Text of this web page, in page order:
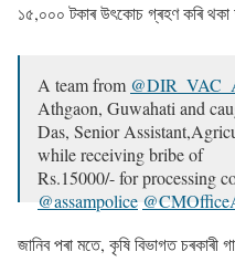
১৫,০০০ টকাৰ উৎকোচ গ্ৰহণ কৰি থকা
A team from
Athgaon, Guwahati and
Das, Senior
while receiving bribe of
Rs.15000/- for processing
@assampolice
— GP Singh
জানিব পৰা মতে, কৃষি বিভাগত চৰকাৰী